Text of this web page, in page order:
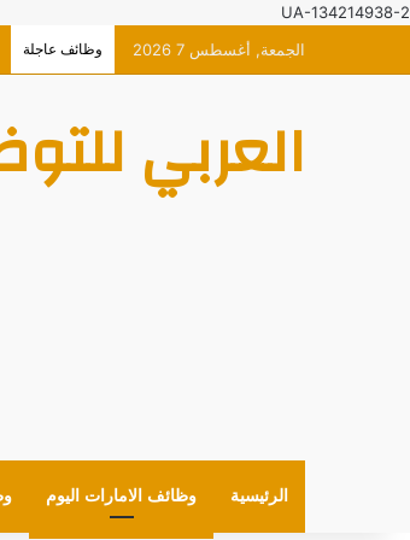
UA-134214938-2
الجمعة, أغسطس 7 2026
وظائف عاجلة
العربي
الرئيسية وظائف الامارات اليوم